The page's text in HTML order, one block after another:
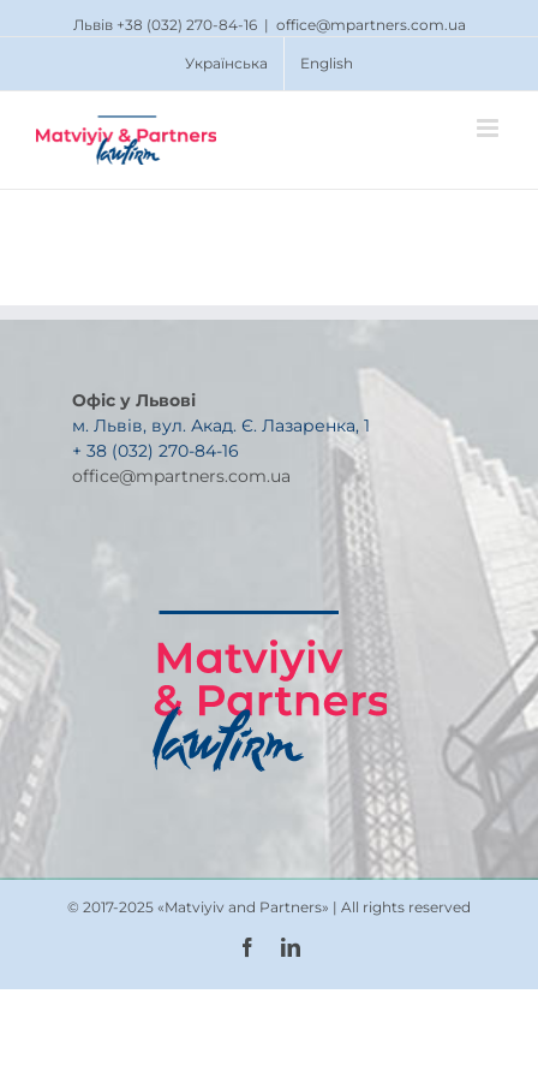
Львів +38 (032) 270-84-16 | office@mpartners.com.ua
Українська English
Офіс у Львові
м. Львів, вул. Акад. Є. Лазаренка, 1
+ 38 (032) 270-84-16
office@mpartners.com.ua
© 2017-2025 «Matviyiv and Partners» | All rights reserved
FacebookLinkedin